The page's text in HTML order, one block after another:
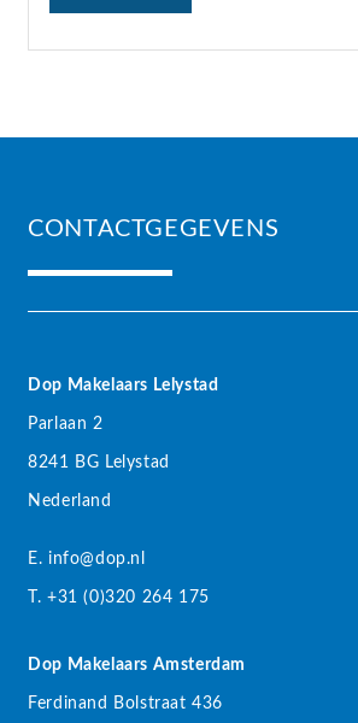
CONTACTGEGEVENS
Dop Makelaars Lelystad
Parlaan 2
8241 BG Lelystad
Nederland
E. info@dop.nl
T. +31 (0)320 264 175
Dop Makelaars Amsterdam
Ferdinand Bolstraat 436